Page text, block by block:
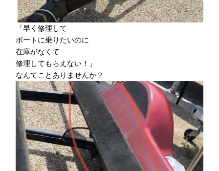
「早く修理して
ボートに乗りたいのに
在庫がなくて
修理してもらえない！」
なんてことありませんか？